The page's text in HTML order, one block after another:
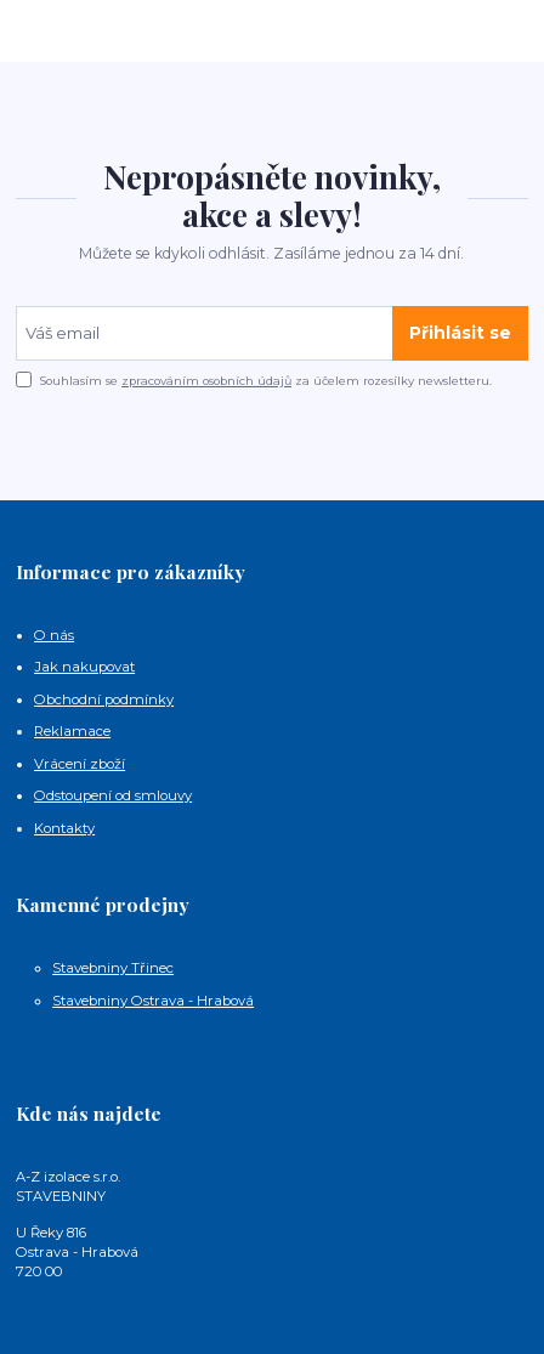
Nepropásněte novinky,
akce a slevy!
Můžete se kdykoli odhlásit. Zasíláme jednou za 14 dní.
Přihlásit se
Souhlasím se zpracováním osobních údajů za účelem rozesílky newsletteru.
Informace pro zákazníky
O nás
Jak nakupovat
Obchodní podmínky
Reklamace
Vrácení zboží
Odstoupení od smlouvy
Kontakty
Kamenné prodejny
Stavebniny Třinec
Stavebniny Ostrava - Hrabová
Kde nás najdete
A-Z izolace s.r.o.
STAVEBNINY
U Řeky 816
Ostrava - Hrabová
720 00